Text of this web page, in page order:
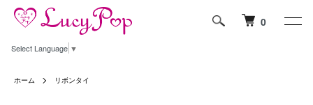
Select Language ▼
0
ホーム リボンタイ